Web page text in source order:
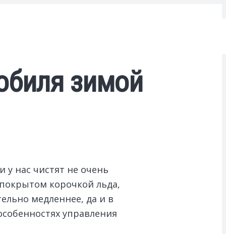
зимой
нас чистят не очень
корочкой льда,
медленнее, да и в
управления